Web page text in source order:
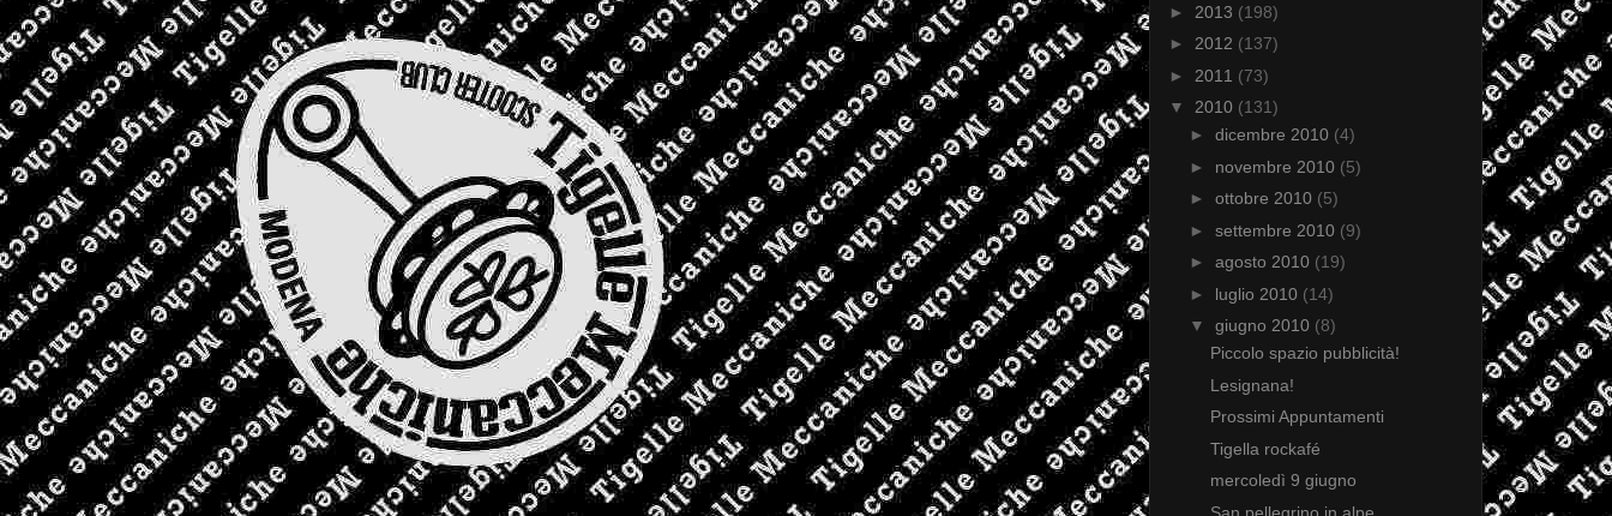
► 2013 (198)
► 2012 (137)
► 2011 (73)
▼ 2010 (131)
► dicembre 2010 (4)
► novembre 2010 (5)
► ottobre 2010 (5)
► settembre 2010 (9)
► agosto 2010 (19)
► luglio 2010 (14)
▼ giugno 2010 (8)
Piccolo spazio pubblicità!
Lesignana!
Prossimi Appuntamenti
Tigella rockafé
mercoledì 9 giugno
San pellegrino in alpe